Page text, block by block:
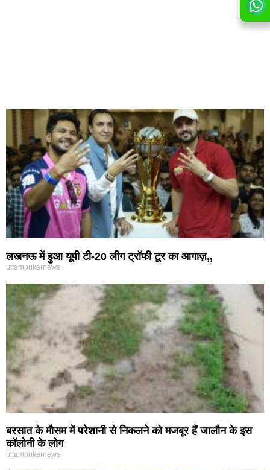
लखनऊ में हुआ यूपी टी-20 लीग ट्रॉफी टूर का आगाज़,,
uttampukarnews
बरसात के मौसम में परेशानी से निकलने को मजबूर हैं जालौन के इस
कॉलोनी के लोग
uttampukarnews